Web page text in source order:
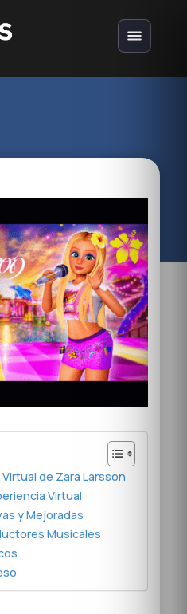
de Zara Larsson
Virtual
y Mejoradas
Musicales